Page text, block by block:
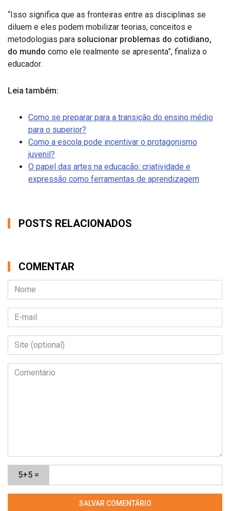
“Isso significa que as fronteiras entre as disciplinas se
diluem e eles podem mobilizar teorias, conceitos e
metodologias para solucionar problemas do cotidiano,
do mundo como ele realmente se apresenta”, finaliza o
educador.
Leia também:
Como se preparar para a transição do ensino médio
para o superior?
Como a escola pode incentivar o protagonismo
juvenil?
O papel das artes na educação: criatividade e
expressão como ferramentas de aprendizagem
POSTS RELACIONADOS
COMENTAR
5+5 =